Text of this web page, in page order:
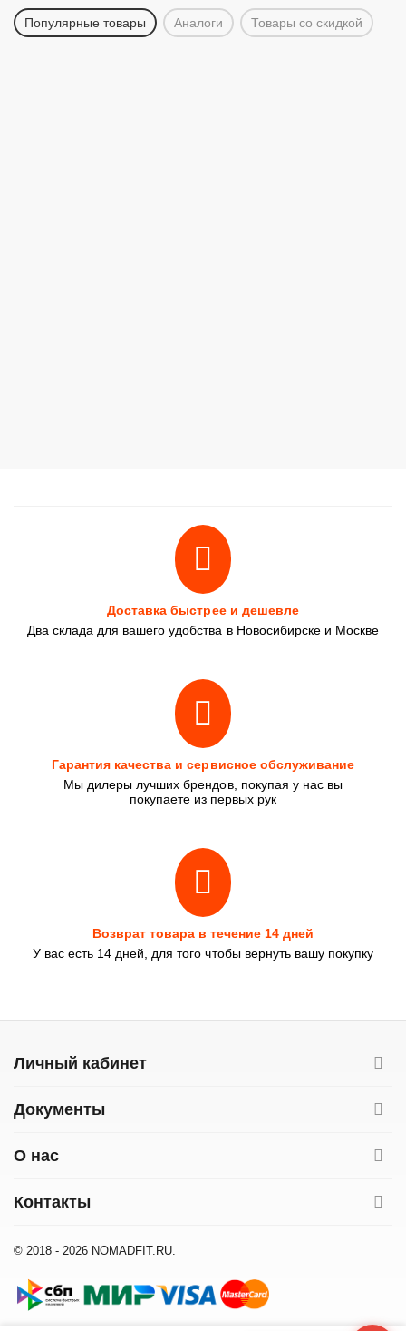
Популярные товары Аналоги Товары со скидкой
Доставка быстрее и дешевле
Два склада для вашего удобства в Новосибирске и Москве
Гарантия качества и сервисное обслуживание
Мы дилеры лучших брендов, покупая у нас вы
покупаете из первых рук
Возврат товара в течение 14 дней
У вас есть 14 дней, для того чтобы вернуть вашу покупку
Личный кабинет
Документы
О нас
Контакты
© 2018 - 2026 NOMADFIT.RU.